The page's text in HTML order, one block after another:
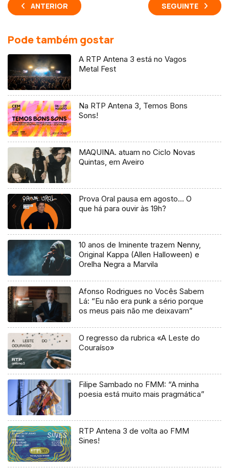
ANTERIOR SEGUINTE
Pode também gostar
A RTP Antena 3 está no Vagos
Metal Fest
Na RTP Antena 3, Temos Bons
Sons!
MAQUINA. atuam no Ciclo Novas
Quintas, em Aveiro
Prova Oral pausa em agosto… O
que há para ouvir às 19h?
10 anos de Iminente trazem Nenny,
Original Kappa (Allen Halloween) e
Orelha Negra a Marvila
Afonso Rodrigues no Vocês Sabem
Lá: “Eu não era punk a sério porque
os meus pais não me deixavam”
O regresso da rubrica «A Leste do
Couraíso»
Filipe Sambado no FMM: “A minha
poesia está muito mais pragmática”
RTP Antena 3 de volta ao FMM
Sines!